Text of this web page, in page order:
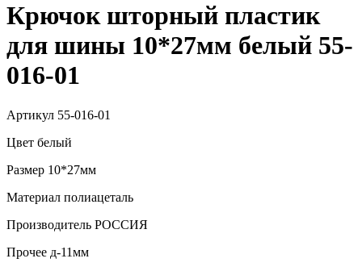
Крючок шторный пластик
для шины 10*27мм белый 55-
016-01
Артикул 55-016-01
Цвет белый
Размер 10*27мм
Материал полиацеталь
Производитель РОССИЯ
Прочее д-11мм